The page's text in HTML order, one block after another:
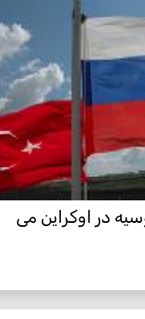
در اوکراین می